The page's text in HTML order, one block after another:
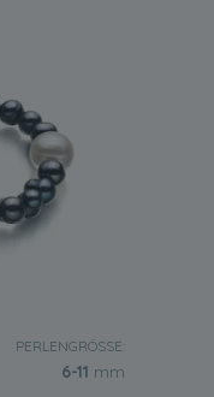
PERLENGRÖSSE:
6-11 mm